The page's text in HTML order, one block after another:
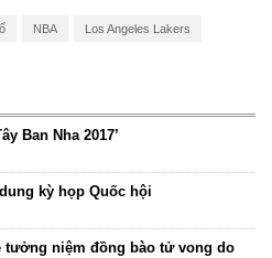
NBA Los Angeles Lakers
Ban Nha 2017’
kỳ họp Quốc hội
niệm đồng bào tử vong do